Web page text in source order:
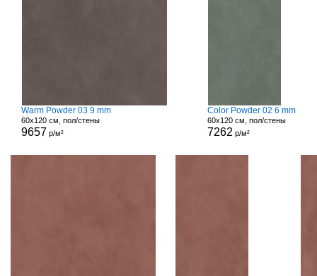
Warm Powder 03 9 mm
60x120 см, пол/стены
9657 р/м²
Color Powder 02 6 mm
60x120 см, пол/стены
7262 р/м²